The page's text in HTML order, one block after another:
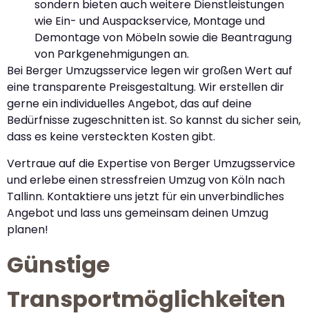
sondern bieten auch weitere Dienstleistungen
wie Ein- und Auspackservice, Montage und
Demontage von Möbeln sowie die Beantragung
von Parkgenehmigungen an.
Bei Berger Umzugsservice legen wir großen Wert auf
eine transparente Preisgestaltung. Wir erstellen dir
gerne ein individuelles Angebot, das auf deine
Bedürfnisse zugeschnitten ist. So kannst du sicher sein,
dass es keine versteckten Kosten gibt.
Vertraue auf die Expertise von Berger Umzugsservice
und erlebe einen stressfreien Umzug von Köln nach
Tallinn. Kontaktiere uns jetzt für ein unverbindliches
Angebot und lass uns gemeinsam deinen Umzug
planen!
Günstige
Transportmöglichkeiten